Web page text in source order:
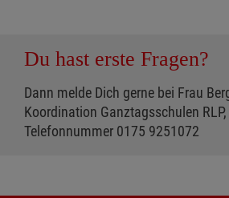
Du hast erste Fragen?
Dann melde Dich gerne bei Frau
Koordination Ganztagsschulen
Telefonnummer 0175 9251072